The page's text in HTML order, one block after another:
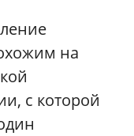
на
с которой